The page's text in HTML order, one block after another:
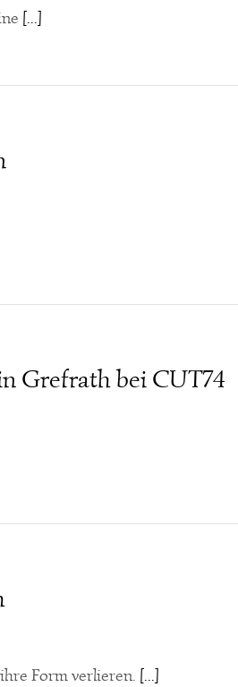
[...]
Grefrath bei CUT74
Form verlieren. [...]